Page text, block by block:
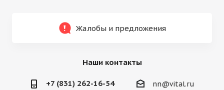
Жалобы и предложения
Наши контакты
+7 (831) 262-16-54 nn@vital.ru